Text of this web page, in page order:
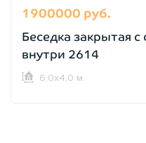
1900000 руб.
Беседка закрытая
внутри 2614
6,0х4,0 м.